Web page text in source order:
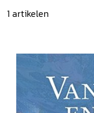
1 artikelen